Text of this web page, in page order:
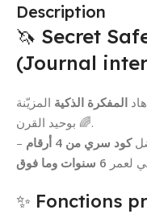
Description
🦄 Secret
(Journal
المفكرة الذكية المزيّنة
بوحيد القرن 🌈.
كود سري من 4 أرقام
–
لعمر 6 سنوات وما فوق
✨ Fonctions